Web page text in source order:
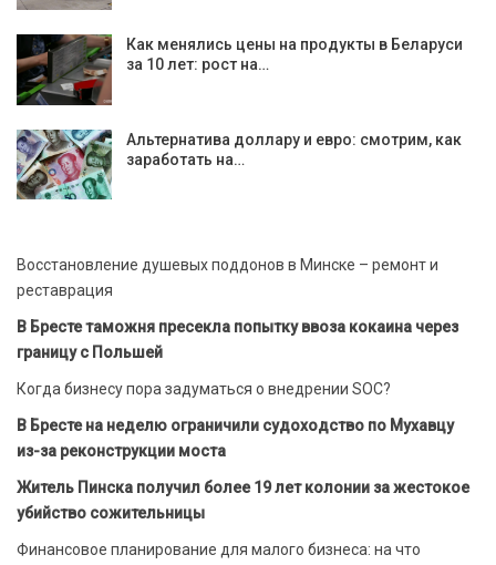
Как менялись цены на продукты в Беларуси
за 10 лет: рост на…
Альтернатива доллару и евро: смотрим, как
заработать на…
Восстановление душевых поддонов в Минске – ремонт и
реставрация
В Бресте таможня пресекла попытку ввоза кокаина через
границу с Польшей
Когда бизнесу пора задуматься о внедрении SOC?
В Бресте на неделю ограничили судоходство по Мухавцу
из-за реконструкции моста
Житель Пинска получил более 19 лет колонии за жестокое
убийство сожительницы
Финансовое планирование для малого бизнеса: на что